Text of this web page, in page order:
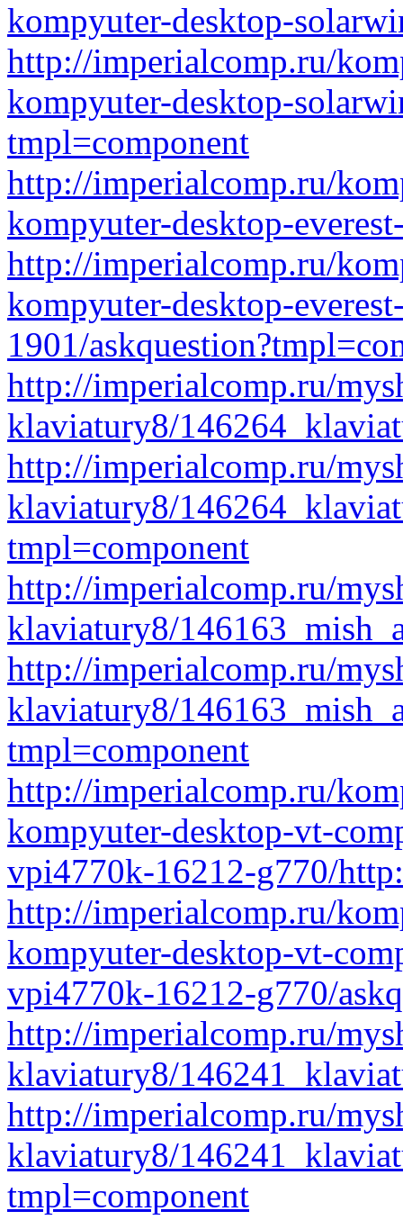
kompyuter-desktop-
http://imperialcomp.ru/
kompyuter-desktop-
tmpl=component
http://imperialcomp.ru/
kompyuter-desktop-
http://imperialcomp.ru/
kompyuter-desktop-
1901/
http://imperialcomp.ru/
klaviatury8/
http://imperialcomp.ru/
klaviatury8/
tmpl=component
http://imperialcomp.ru/
klaviatury8/
http://imperialcomp.ru/
klaviatury8/
tmpl=component
http://imperialcomp.ru/
kompyuter-desktop-vt-
vpi4770k-16212-g770/http:
http://imperialcomp.ru/
kompyuter-desktop-vt-
vpi4770k-16212-g770/
http://imperialcomp.ru/
klaviatury8/
http://imperialcomp.ru/
klaviatury8/
tmpl=component